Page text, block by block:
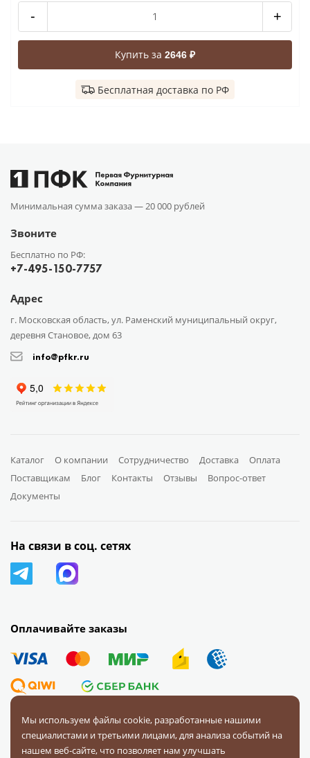
- +
Купить за 2646 ₽
Бесплатная доставка по РФ
Минимальная сумма заказа — 20 000 рублей
Звоните
Бесплатно по РФ:
+7-495-150-7757
Адрес
г. Московская область, ул. Раменский муниципальный округ,
деревня Становое, дом 63
info@pfkr.ru
Каталог О компании Сотрудничество Доставка
Оплата
Поставщикам
Блог Контакты Отзывы
Вопрос-ответ
Документы
Оплачивайте заказы
На связи в соц. сетях
© 2008 — 2026 Первая Фурнитурная Компания.Все права
Мы используем файлы cookie, разработанные нашими
специалистами и третьими лицами, для анализа событий на
нашем веб-сайте, что позволяет нам улучшать